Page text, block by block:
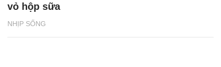
NHỊP SỐNG
vỏ hộp sữa